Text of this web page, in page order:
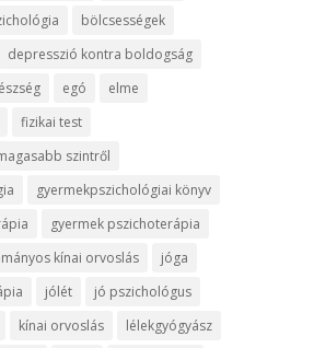
bölcsességek
depresszió kontra boldogság
egó
elme
fizikai test
szintről
gyermekpszichológiai könyv
gyermek pszichoterápia
kínai orvoslás
jóga
jólét
jó pszichológus
kínai orvoslás
lélekgyógyász